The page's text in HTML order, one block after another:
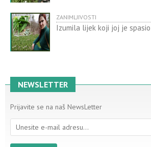
ZANIMLJIVOSTI
Izumila lijek koji joj je
NEWSLETTER
Prijavite se na naš NewsLetter